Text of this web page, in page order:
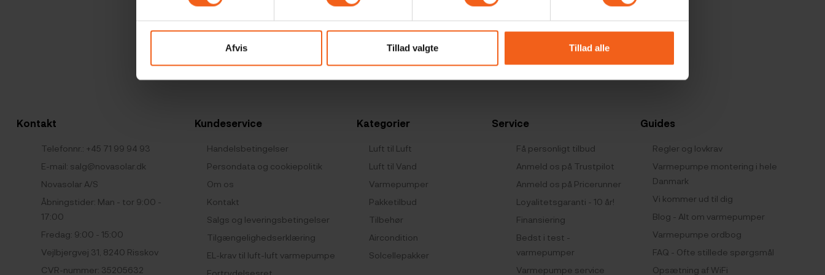
Afvis Tillad valgte Tillad alle
eller skriv til salg@novasolar.dk
Kontakt
Telefonnr.: +45 71 99 94 93
E-mail: salg@novasolar.dk
Novasolar A/S
Åbningstider: Man - tor 9:00 -
17:00
Fredag: 9:00 - 15:00
Vejlbjergvej 31, 8240 Risskov
CVR-nummer: 35205632
Kundeservice
Handelsbetingelser
Persondata og cookiepolitik
Om os
Kontakt
Salgs og leveringsbetingelser
Tilgængelighedserklæring
EL-krav til luft-luft varmepumpe
Fortrydelsesret
Kategorier
Luft til Luft
Luft til Vand
Varmepumper
Pakketilbud
Tilbehør
Aircondition
Solcellepakker
Service
Få personligt tilbud
Anmeld os på Trustpilot
Anmeld os på Pricerunner
Loyalitetsgaranti - 10 år!
Finansiering
Bedst i test -
varmepumper
Varmepumpe service
Guides
Regler og lovkrav
Varmepumpe montering i hele
Danmark
Vi kommer ud til dig
Blog - Alt om varmepumper
Varmepumpe ordbog
FAQ - Ofte stillede spørgsmål
Opsætning af WiFi